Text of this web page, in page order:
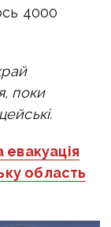
4000
поки
область